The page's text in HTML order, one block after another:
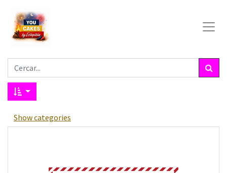
Show categories